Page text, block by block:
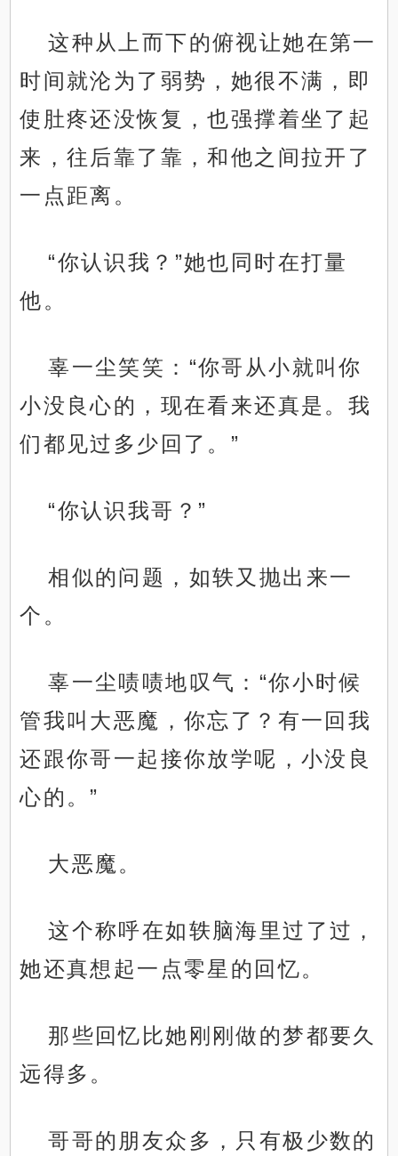
这种从上而下的俯视让她在第一
时间就沦为了弱势，她很不满，即
使肚疼还没恢复，也强撑着坐了起
来，往后靠了靠，和他之间拉开了
一点距离。
“你认识我？”她也同时在打量
他。
辜一尘笑笑：“你哥从小就叫你
小没良心的，现在看来还真是。我
们都见过多少回了。”
“你认识我哥？”
相似的问题，如轶又抛出来一
个。
辜一尘啧啧地叹气：“你小时候
管我叫大恶魔，你忘了？有一回我
还跟你哥一起接你放学呢，小没良
心的。”
大恶魔。
这个称呼在如轶脑海里过了过，
她还真想起一点零星的回忆。
那些回忆比她刚刚做的梦都要久
远得多。
哥哥的朋友众多，只有极少数的